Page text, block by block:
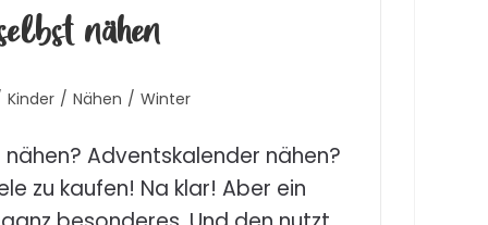
nähen
Kinder / Nähen / Winter
Adventskalender nähen?
zu kaufen! Na klar! Aber ein